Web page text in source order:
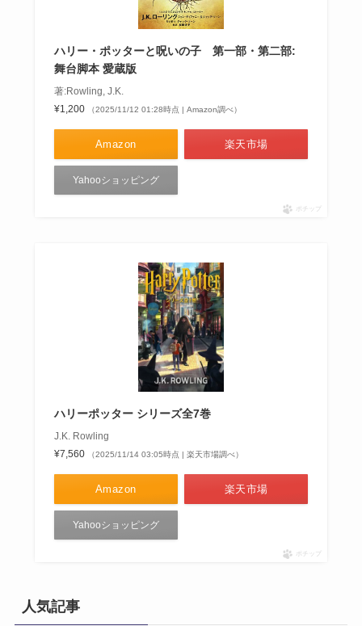
ハリー・ポッターと呪いの子 第一部・第二部:
舞台脚本 愛蔵版
著:Rowling, J.K.
¥1,200
（2025/11/12 01:28時点 | Amazon調べ）
Amazon 楽天市場
Yahooショッピング
ポチップ
ハリーポッター シリーズ全7巻
J.K. Rowling
¥7,560
（2025/11/14 03:05時点 | 楽天市場調べ）
Amazon 楽天市場
Yahooショッピング
ポチップ
人気記事